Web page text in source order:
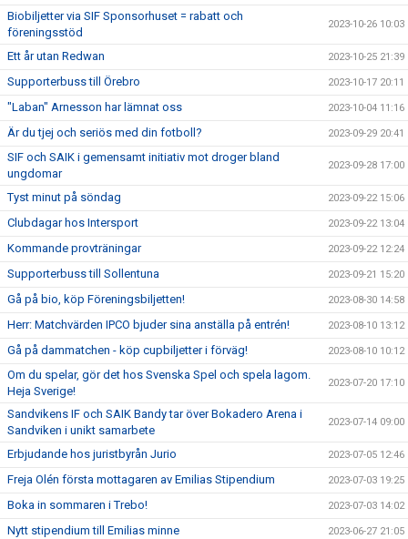
Biobiljetter via SIF Sponsorhuset = rabatt och
föreningsstöd
2023-10-26 10:03
Ett år utan Redwan 2023-10-25 21:39
Supporterbuss till Örebro 2023-10-17 20:11
"Laban" Arnesson har lämnat oss 2023-10-04 11:16
Är du tjej och seriös med din fotboll? 2023-09-29 20:41
SIF och SAIK i gemensamt initiativ mot droger bland
ungdomar
2023-09-28 17:00
Tyst minut på söndag 2023-09-22 15:06
Clubdagar hos Intersport 2023-09-22 13:04
Kommande provträningar 2023-09-22 12:24
Supporterbuss till Sollentuna 2023-09-21 15:20
Gå på bio, köp Föreningsbiljetten! 2023-08-30 14:58
Herr: Matchvärden IPCO bjuder sina anställa på entrén! 2023-08-10 13:12
Gå på dammatchen - köp cupbiljetter i förväg! 2023-08-10 10:12
Om du spelar, gör det hos Svenska Spel och spela lagom.
Heja Sverige!
2023-07-20 17:10
Sandvikens IF och SAIK Bandy tar över Bokadero Arena i
Sandviken i unikt samarbete
2023-07-14 09:00
Erbjudande hos juristbyrån Jurio 2023-07-05 12:46
Freja Olén första mottagaren av Emilias Stipendium 2023-07-03 19:25
Boka in sommaren i Trebo! 2023-07-03 14:02
Nytt stipendium till Emilias minne 2023-06-27 21:05